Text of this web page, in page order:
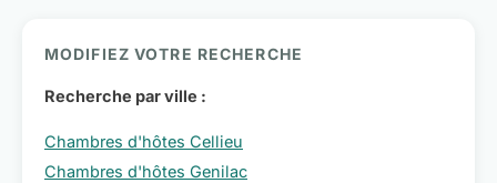
MODIFIEZ VOTRE RECHERCHE
Recherche par ville :
Chambres d'hôtes Cellieu
Chambres d'hôtes Genilac